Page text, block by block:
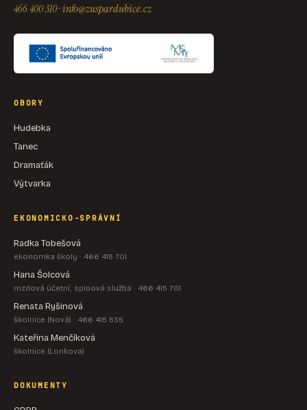
466 400 310·info@zuspardubice.cz
OBORY
Hudebka
Tanec
Dramaťák
Výtvarka
EKONOMICKO-SPRÁVNÍ
Radka Tobešová
ekonomka školy · 466 415 701
Hana Šolcová
mzdová účetní, spisová služba · 466 415 701
Renata Ryšinová
školnice (Nová) · 466 415 535
Kateřina Menčíková
školnice (Lonkova)
DOKUMENTY